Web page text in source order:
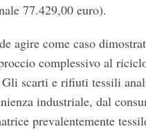
77.429,00 euro).
agire come caso
complessivo al
scarti e rifiuti tessili
industriale, dal
prevalentemente